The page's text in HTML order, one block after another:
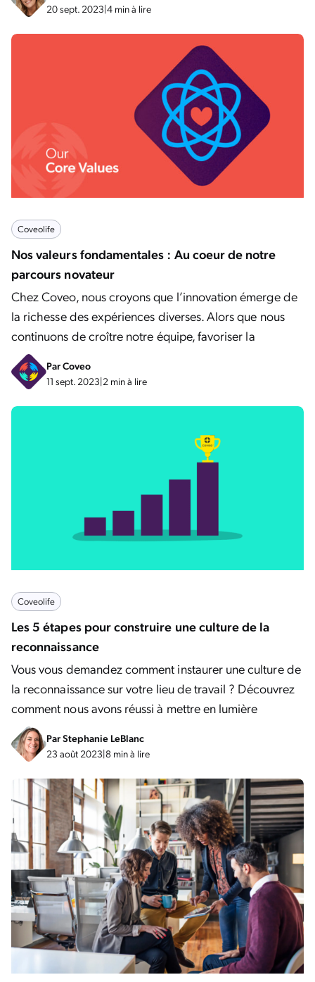
20 sept. 2023|4 min à lire
Coveolife
Nos valeurs fondamentales : Au coeur de notre
parcours novateur
Chez Coveo, nous croyons que l’innovation émerge de
la richesse des expériences diverses. Alors que nous
continuons de croître notre équipe, favoriser la
ParCoveo
11 sept. 2023|2 min à lire
Coveolife
Les 5 étapes pour construire une culture de la
reconnaissance
Vous vous demandez comment instaurer une culture de
la reconnaissance sur votre lieu de travail ? Découvrez
comment nous avons réussi à mettre en lumière
ParStephanie LeBlanc
23 août 2023|8 min à lire